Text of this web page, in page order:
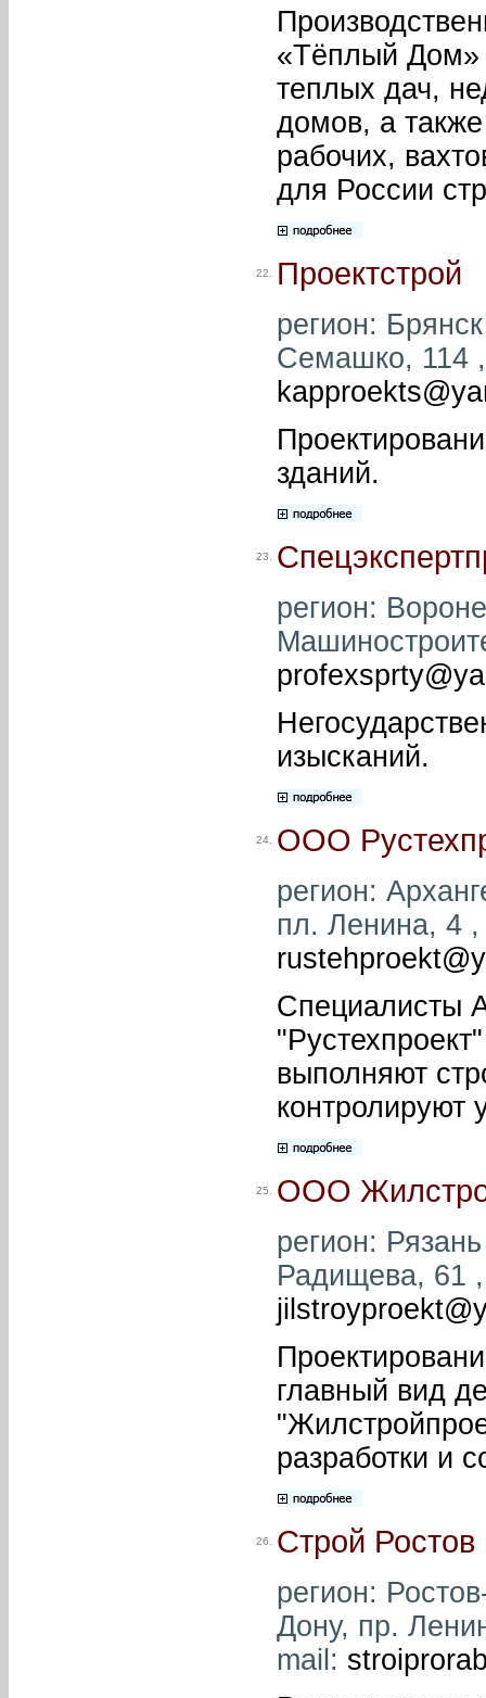
«Тёплый Дом»
теплых дач,
домов, а
рабочих,
для России
22. Проектстрой
регион:
Семашко, 114
зданий.
23.
регион:
изысканий.
24. ООО
регион:
пл. Ленина, 4
Специалисты
выполняют
контролируют
25. ООО
регион:
Радищева, 61
главный вид
разработки и
26. Строй Ростов
регион:
Дону, пр.
mail: